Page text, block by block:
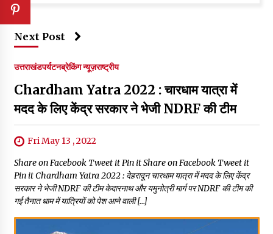
Next Post
उत्तराखंडपर्यटनब्रेकिंग न्यूज़राष्ट्रीय
Chardham Yatra 2022 : चारधाम यात्रा में
मदद के लिए केंद्र सरकार ने भेजी NDRF की टीम
Fri May 13 , 2022
Share on Facebook Tweet it Pin it Share on Facebook Tweet it
Pin it Chardham Yatra 2022 : देहरादून चारधाम यात्रा में मदद के लिए केंद्र
सरकार ने भेजी NDRF की टीम केदारनाथ और यमुनोत्री मार्ग पर NDRF की टीम की
गई तैनात धाम में यात्रियों को पेश आने वाली […]